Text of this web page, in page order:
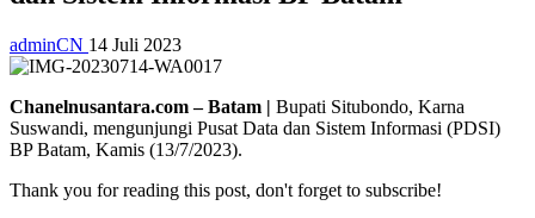
adminCN 14 Juli 2023
Chanelnusantara.com – Batam | Bupati Situbondo, Karna
Suswandi, mengunjungi Pusat Data dan Sistem Informasi (PDSI)
BP Batam, Kamis (13/7/2023).
Thank you for reading this post, don't forget to subscribe!